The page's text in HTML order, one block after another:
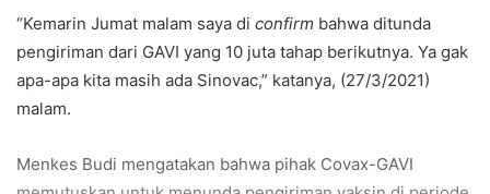
“Kemarin Jumat malam saya di confirm bahwa ditunda
pengiriman dari GAVI yang 10 juta tahap berikutnya. Ya gak
apa-apa kita masih ada Sinovac,” katanya, (27/3/2021)
malam.
Menkes Budi mengatakan bahwa pihak Covax-GAVI